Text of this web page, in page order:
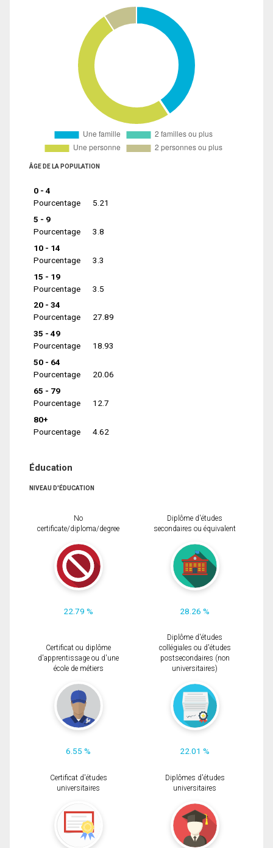
ÂGE DE LA POPULATION
0 - 4
Pourcentage
5.21
5 - 9
Pourcentage
3.8
10 - 14
Pourcentage
3.3
15 - 19
Pourcentage
3.5
20 - 34
Pourcentage
27.89
35 - 49
Pourcentage
18.93
50 - 64
Pourcentage
20.06
65 - 79
Pourcentage
12.7
80+
Pourcentage
4.62
Éducation
NIVEAU D'ÉDUCATION
No
certificate/diploma/degree
22.79 %
Diplôme d'études
secondaires ou équivalent
28.26 %
Certificat ou diplôme
d'apprentissage ou d'une
école de métiers
6.55 %
Diplôme d'études
collégiales ou d'études
postsecondaires (non
universitaires)
22.01 %
Certificat d'études
universitaires
Diplômes d'études
universitaires